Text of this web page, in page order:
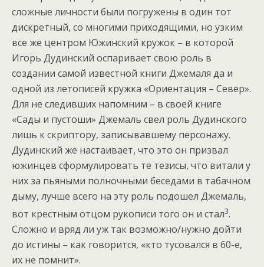
сложные личности были погружены в один тот
дискретный, со многими приходящими, но узким
все же центром Южинский кружок – в которой
Игорь Дудинский оспаривает свою роль в
создании самой известной книги Джемаля да и
одной из летописей кружка «Ориентация – Север».
Для не следивших напомним – в своей книге
«Сады и пустоши» Джемаль свел роль Дудинского
лишь к скриптору, записывавшему персонажу.
Дудинский же настаивает, что это он призвал
южинцев сформулировать те тезисы, что витали у
них за пьяными полночными беседами в табачном
дыму, лучше всего на эту роль подошел Джемаль,
вот крестным отцом рукописи того он и стал3.
Сложно и вряд ли уж так возможно/нужно дойти
до истины – как говорится, «кто тусовался в 60-е,
их не помнит».